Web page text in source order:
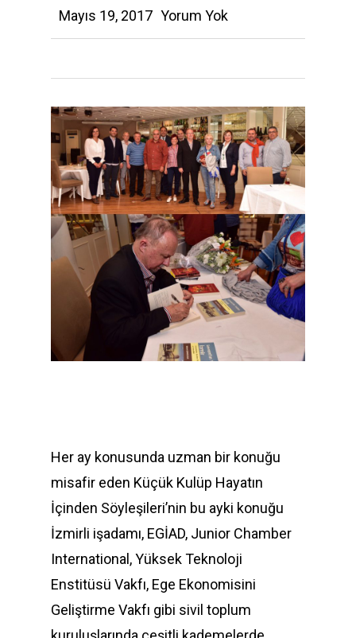
Mayıs 19, 2017 Yorum Yok
Her ay konusunda uzman bir konuğu
misafir eden Küçük Kulüp Hayatın
İçinden Söyleşileri’nin bu ayki konuğu
İzmirli işadamı, EGİAD, Junior Chamber
International, Yüksek Teknoloji
Enstitüsü Vakfı, Ege Ekonomisini
Geliştirme Vakfı gibi sivil toplum